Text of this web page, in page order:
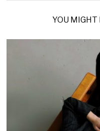
YOU MIGHT